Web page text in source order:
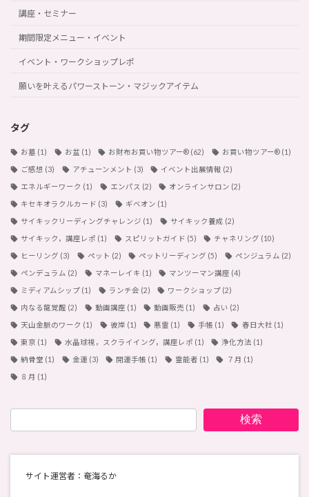
講座・セミナー
期間限定メニュー・イベント
イベント・ワークショップレポ
願いを叶えるパワーストーン・マジックアイテム
タグ
お墓 (1) お盆 (1) お財布お買い物ツアー®︎ (62) お買い物ツアー®︎(1)
ご感想 (3) アチューンメント (3) イベント出展情報 (2)
エネルギーワーク (1) エンパス (2) オンラインサロン (2)
キセキオラクルカード (3) ギベオン (1)
サイキックリーディングチャレンジ (1) サイキック養成 (2)
サイキック，講座レポ (1) スピリットガイド (5) チャネリング (10)
ヒーリング (3) ペット (2) ペットリーディング (5) ペンジュラム (2)
ペンデュラム (2) マネーレイキ (1) マンツーマン講座 (4)
ミディアムシップ (1) ランチ会 (2) ワークショップ (2)
内なる龍覚醒 (2) 動画講座 (1) 動画販売 (1) 占い (2)
天山金脈のワーク (1) 彼岸 (1) 悪霊 (1) 手帳 (1) 春日大社 (1)
東京 (1) 水晶球視，スクライイング，講座レポ (1) 浄化方法 (1)
納骨堂 (1) 金運 (3) 開運手帳 (1) 霊能者 (1) ７月 (1)
８月 (1)
検索
サイト運営者：奄海るか